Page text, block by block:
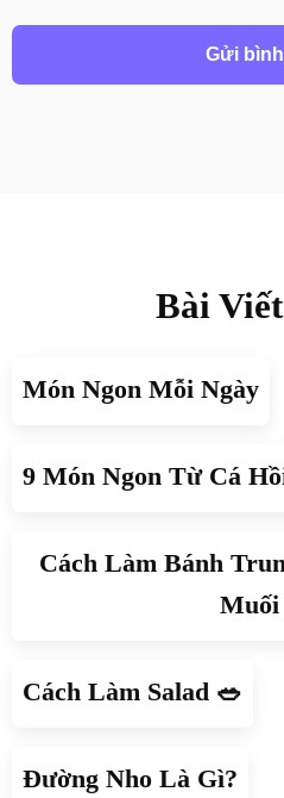
Bài
Món Ngon Mỗi Ngày
9 Món Ngon Từ Cá
Cách Làm Bánh
Muối
Cách Làm Salad 🥗
Đường Nho Là Gì?